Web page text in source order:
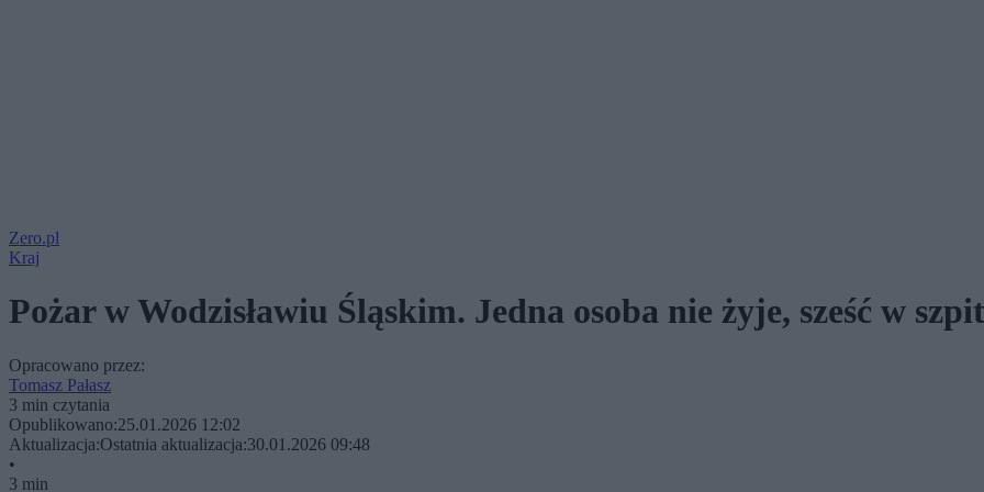
Zero.pl
Kraj
Pożar w Wodzisławiu Śląskim. Jedna osoba nie żyje, sześć w
Opracowano przez:
Tomasz Pałasz
3 min czytania
Opublikowano:25.01.2026 12:02
Aktualizacja:Ostatnia aktualizacja:30.01.2026 09:48
•
3 min